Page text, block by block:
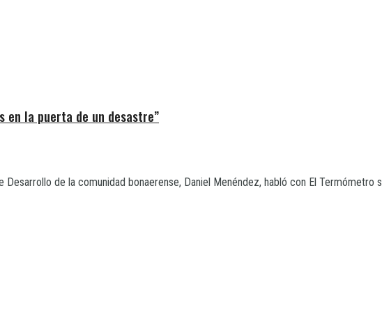
en la puerta de un desastre”
de la comunidad bonaerense, Daniel Menéndez, habló con El Termómetro